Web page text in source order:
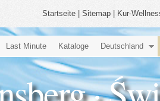
Startseite Sitemap Kur-
Last Minute Kataloge Deutschland